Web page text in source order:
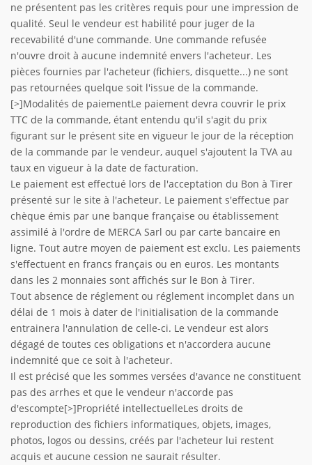
ne présentent pas les critères requis pour une impression de
qualité. Seul le vendeur est habilité pour juger de la
recevabilité d'une commande. Une commande refusée
n'ouvre droit à aucune indemnité envers l'acheteur. Les
pièces fournies par l'acheteur (fichiers, disquette...) ne sont
pas retournées quelque soit l'issue de la commande.
[>]Modalités de paiementLe paiement devra couvrir le prix
TTC de la commande, étant entendu qu'il s'agit du prix
figurant sur le présent site en vigueur le jour de la réception
de la commande par le vendeur, auquel s'ajoutent la TVA au
taux en vigueur à la date de facturation.
Le paiement est effectué lors de l'acceptation du Bon à Tirer
présenté sur le site à l'acheteur. Le paiement s'effectue par
chèque émis par une banque française ou établissement
assimilé à l'ordre de MERCA Sarl ou par carte bancaire en
ligne. Tout autre moyen de paiement est exclu. Les paiements
s'effectuent en francs français ou en euros. Les montants
dans les 2 monnaies sont affichés sur le Bon à Tirer.
Tout absence de réglement ou réglement incomplet dans un
délai de 1 mois à dater de l'initialisation de la commande
entrainera l'annulation de celle-ci. Le vendeur est alors
dégagé de toutes ces obligations et n'accordera aucune
indemnité que ce soit à l'acheteur.
Il est précisé que les sommes versées d'avance ne constituent
pas des arrhes et que le vendeur n'accorde pas
d'escompte[>]Propriété intellectuelleLes droits de
reproduction des fichiers informatiques, objets, images,
photos, logos ou dessins, créés par l'acheteur lui restent
acquis et aucune cession ne saurait résulter.